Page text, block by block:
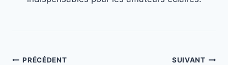
PRÉCÉDENT SUIVANT